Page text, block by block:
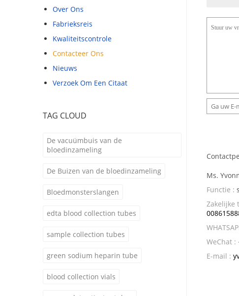
Over Ons
Fabrieksreis
Kwaliteitscontrole
Contacteer Ons
Nieuws
Verzoek Om Een Citaat
TAG CLOUD
De vacuümbuis van de
bloedinzameling
De Buizen van de bloedinzameling
Bloedmonsterslangen
edta blood collection tubes
sample collection tubes
green sodium heparin tube
blood collection vials
Ms.
Functie :
Zakelijke
WeChat :
E-mail :